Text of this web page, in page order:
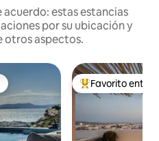
acuerdo: estas estancias
por su ubicación y
otros aspectos.
huéspedes De los mejores
Favorito entre